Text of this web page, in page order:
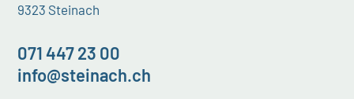
9323 Steinach
071 447 23 00
info@steinach.ch